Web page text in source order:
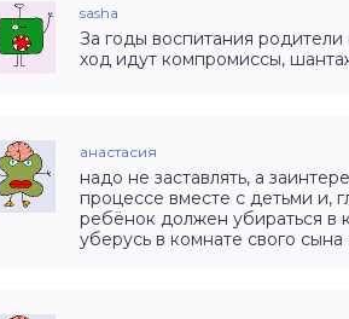
sasha
За годы воспитания
ход идут компромиссы,
анастасия
надо не заставлять, а
процессе вместе с детьми и,
ребёнок должен убираться в
уберусь в комнате свого